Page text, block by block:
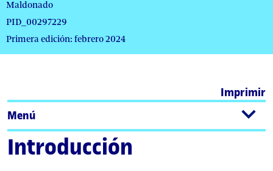
Maldonado
PID_00297229
Primera edición: febrero 2024
Imprimir
Menú
Introducción